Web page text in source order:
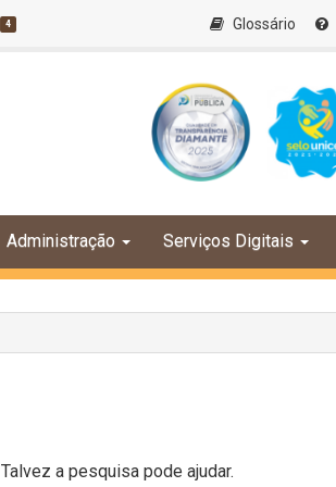
4 Glossário
Administração Serviços Digitais
a pesquisa pode ajudar.